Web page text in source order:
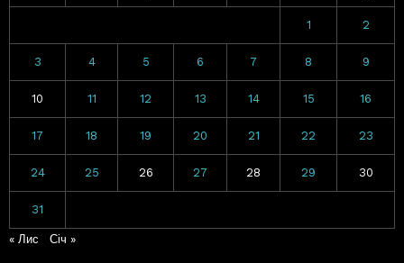
1 2
3 4 5 6 7 8 9
10 11 12 13 14 15 16
17 18 19 20 21 22 23
24 25 26 27 28 29 30
31
« Лис Січ »